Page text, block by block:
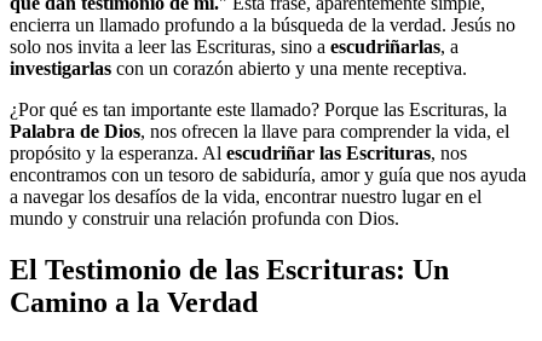
encierra un llamado profundo a la búsqueda de la verdad. Jesús no
solo nos invita a leer las Escrituras, sino a escudriñarlas, a
investigarlas con un corazón abierto y una mente receptiva.
¿Por qué es tan importante este llamado? Porque las Escrituras, la
Palabra de Dios, nos ofrecen la llave para comprender la vida, el
propósito y la esperanza. Al escudriñar las Escrituras, nos
encontramos con un tesoro de sabiduría, amor y guía que nos ayuda
a navegar los desafíos de la vida, encontrar nuestro lugar en el
mundo y construir una relación profunda con Dios.
El Testimonio de las Escrituras: Un
Camino a la Verdad